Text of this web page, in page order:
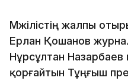
Мәжілістің жалпы
Ерлан Қошанов
Нұрсұлтан
қорғайтын Тұңғыш